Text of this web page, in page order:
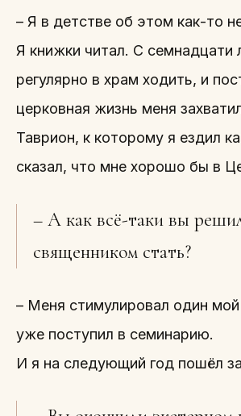
– Я в детстве об этом как-то
Я книжки читал. С семнадцати
регулярно в храм ходить, и
церковная жизнь меня
Таврион, к которому я ездил
сказал, что мне хорошо бы в
– А как всё-таки вы
священником стать?
– Меня стимулировал один
уже поступил в семинарию.
И я на следующий год пошёл